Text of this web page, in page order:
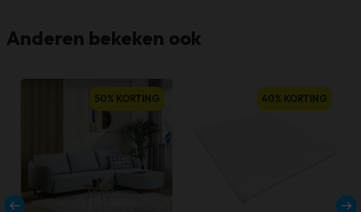
Anderen bekeken ook
50% KORTING 40% KORTING